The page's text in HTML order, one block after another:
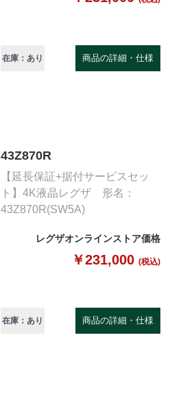
在庫：あり 商品の詳細・仕様
43Z870R
【延長保証+据付サービスセッ
ト】4K液晶レグザ 形名：
43Z870R(SW5A)
レグザオンラインストア価格
￥231,000 (税込)
在庫：あり 商品の詳細・仕様